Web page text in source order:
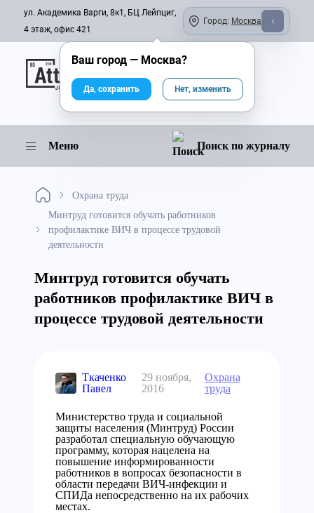
ул. Академика Варги, 8к1, БЦ Лейпциг,
4 этаж, офис 421
Город: Москва
Онлайн-журнал
Меню Поиск по журналу
Охрана труда
Минтруд готовится обучать работников
профилактике ВИЧ в процессе трудовой
деятельности
Минтруд готовится обучать
работников профилактике ВИЧ в
процессе трудовой деятельности
Ткаченко
Павел
29 ноября,
2016
Охрана
труда
Министерство труда и социальной
защиты населения (Минтруд) России
разработал специальную обучающую
программу, которая нацелена на
повышение информированности
работников в вопросах безопасности в
области передачи ВИЧ-инфекции и
СПИДа непосредственно на их рабочих
местах.
Ваш город — Москва?
Да, сохранить Нет, изменить